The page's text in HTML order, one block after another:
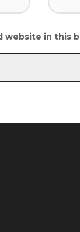
website in